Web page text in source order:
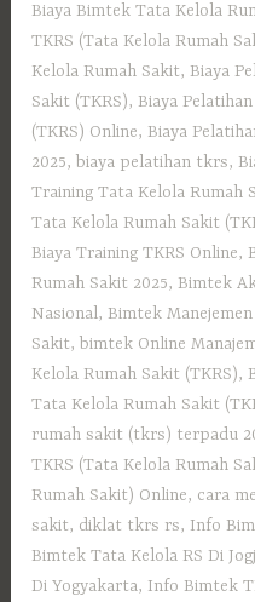
Biaya Bimtek Tata Kelola
TKRS (Tata Kelola Rumah
Kelola Rumah Sakit, Biaya
Sakit (TKRS), Biaya
(TKRS) Online, Biaya
2025, biaya pelatihan tkrs,
Training Tata Kelola Rumah
Tata Kelola Rumah Sakit
Biaya Training TKRS Online,
Rumah Sakit 2025, Bimtek
Nasional, Bimtek
Sakit, bimtek Online
Kelola Rumah Sakit (TKRS),
Tata Kelola Rumah Sakit
rumah sakit (tkrs) terpadu
TKRS (Tata Kelola Rumah
Rumah Sakit) Online, cara
sakit, diklat tkrs rs, Info
Bimtek Tata Kelola RS Di
Di Yogyakarta, Info Bimtek